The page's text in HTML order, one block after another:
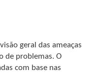
geral das ameaças
de problemas. O
com base nas